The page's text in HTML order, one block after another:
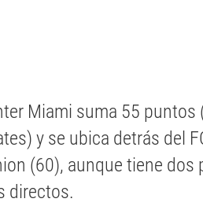
Miami suma 55
y se ubica detrás del
(60), aunque tiene
directos.